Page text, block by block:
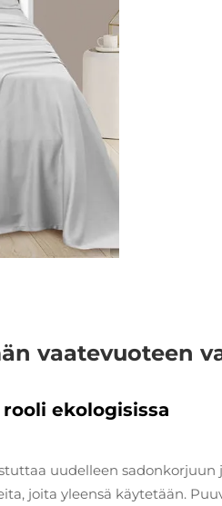
vaatevuoteen
ekologisissa
uudelleen sadonkorjuun
joita yleensä käytetään.